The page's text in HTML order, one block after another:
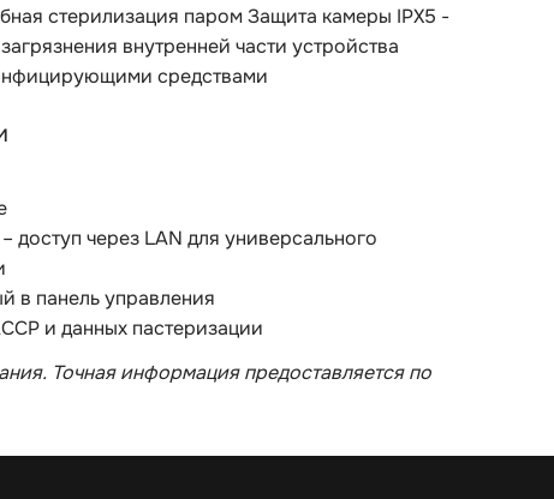
стерилизация паром Защита камеры IPX5 -
внутренней части устройства
средствами
доступ через LAN для универсального
в панель управления
и данных пастеризации
Точная информация предоставляется по